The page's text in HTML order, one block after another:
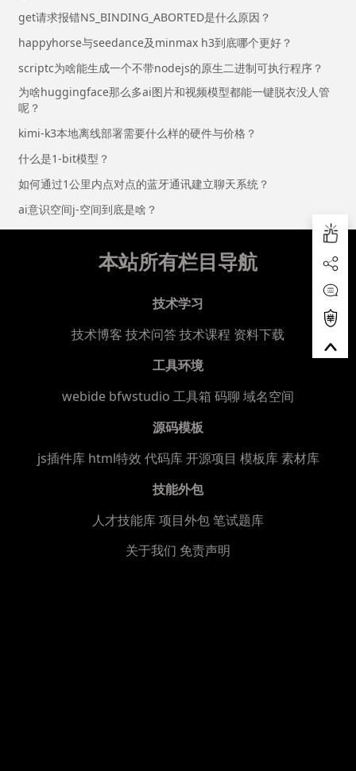
get请求报错NS_BINDING_ABORTED是什么原因？
happyhorse与seedance及minmax h3到底哪个更好？
scriptc为啥能生成一个不带nodejs的原生二进制可执行程序？
为啥huggingface那么多ai图片和视频模型都能一键脱衣没人管
呢？
kimi-k3本地离线部署需要什么样的硬件与价格？
什么是1-bit模型？
如何通过1公里内点对点的蓝牙通讯建立聊天系统？
ai意识空间j-空间到底是啥？
本站所有栏目导航
技术学习
技术博客 技术问答技术课程 资料下载
工具环境
webide bfwstudio 工具箱 码聊 域名空间
源码模板
js插件库 html特效 代码库 开源项目 模板库 素材库
技能外包
人才技能库项目外包笔试题库
关于我们 免责声明